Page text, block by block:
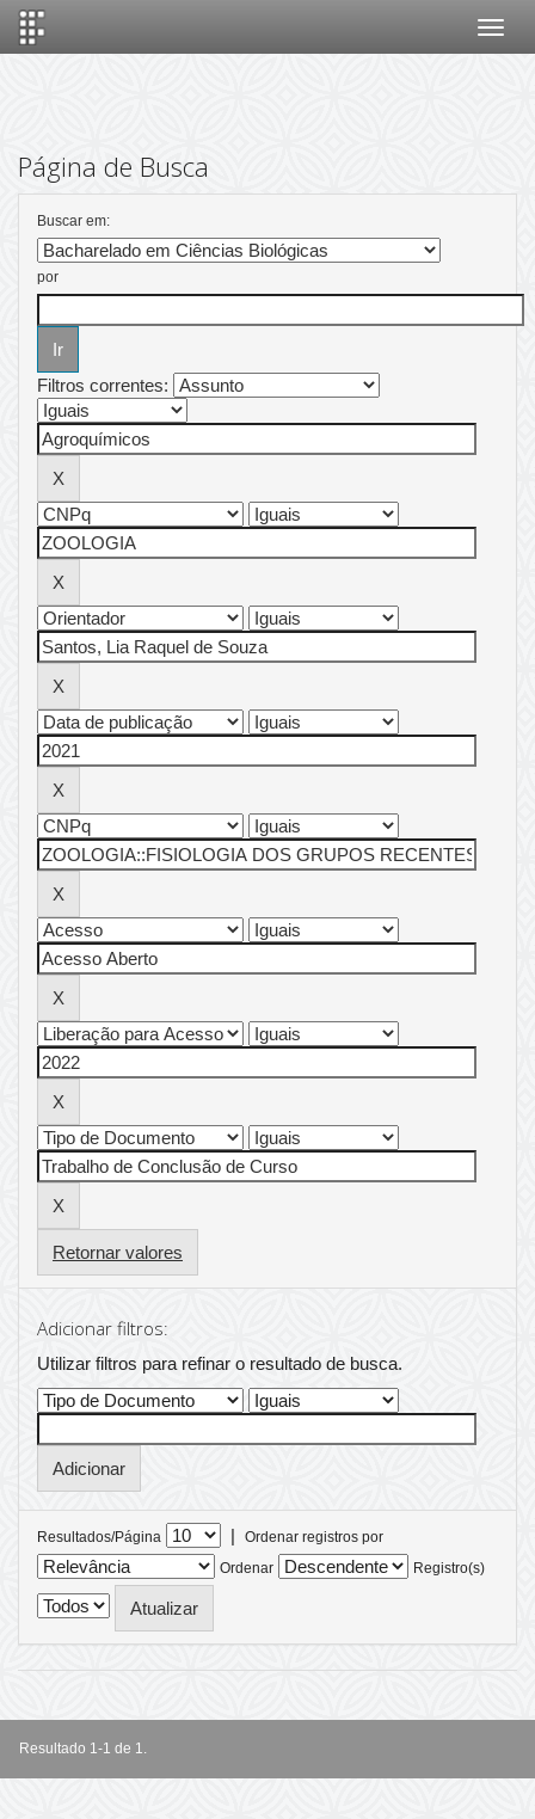
Página de Busca
Buscar em:
por
Filtros correntes:
Retornar valores
Adicionar filtros:
Utilizar filtros para refinar o resultado de busca.
Resultados/Página |
Ordenar registros por
Ordenar
Registro(s)
Resultado 1-1 de 1.